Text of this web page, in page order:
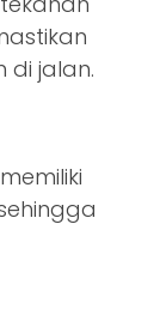
di jalan.